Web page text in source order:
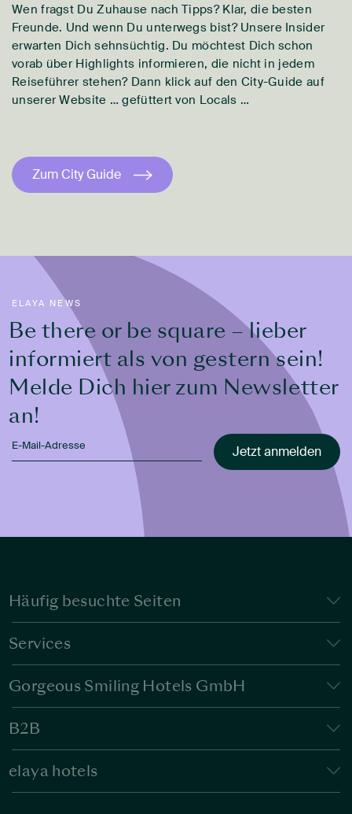
Wen fragst Du Zuhause nach Tipps? Klar, die besten
Freunde. Und wenn Du unterwegs bist? Unsere Insider
erwarten Dich sehnsüchtig. Du möchtest Dich schon
vorab über Highlights informieren, die nicht in jedem
Reiseführer stehen? Dann klick auf den City-Guide auf
unserer Website … gefüttert von Locals …
Zum City Guide
ELAYA NEWS
Be there or be square – lieber
informiert als von gestern sein!
Melde Dich hier zum Newsletter
an!
Jetzt anmelden
Häufig besuchte Seiten
Services
Gorgeous Smiling Hotels GmbH
B2B
elaya hotels